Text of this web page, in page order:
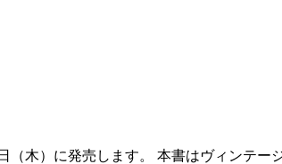
木）に発売します。 本書はヴィンテー